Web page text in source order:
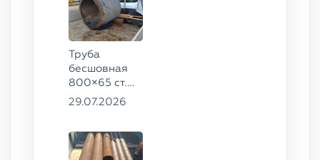
Труба
бесшовная
800×65 ст.
17ГС
29.07.2026